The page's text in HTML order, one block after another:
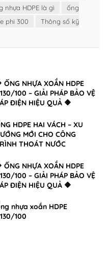
nhựa HDPE là gì
ống
phi 300
Thông số kỹ
ỐNG NHỰA XOẮN HDPE
100 – GIẢI PHÁP BẢO VỆ
ĐIỆN HIỆU QUẢ 🔶
HDPE HAI VÁCH – XU
MỚI CHO CÔNG
THOÁT NƯỚC
ỐNG NHỰA XOẮN HDPE
100 – GIẢI PHÁP BẢO VỆ
ĐIỆN HIỆU QUẢ 🔶
nhựa xoắn HDPE
100